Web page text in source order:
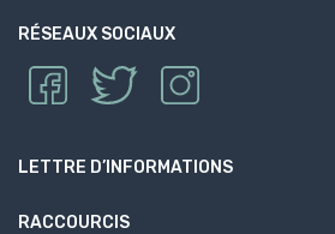
RÉSEAUX SOCIAUX
LETTRE D’INFORMATIONS
RACCOURCIS